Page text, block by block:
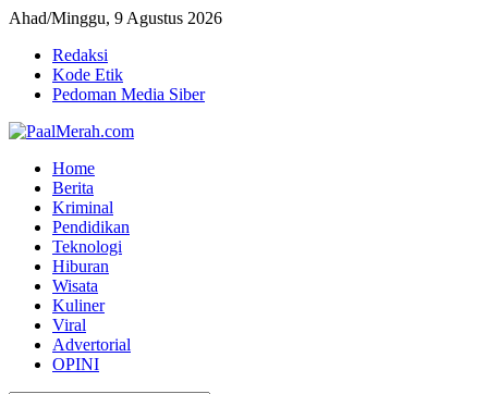
Ahad/Minggu, 9 Agustus 2026
Redaksi
Kode Etik
Pedoman Media Siber
Home
Berita
Kriminal
Pendidikan
Teknologi
Hiburan
Wisata
Kuliner
Viral
Advertorial
OPINI